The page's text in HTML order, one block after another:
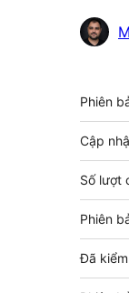
Những
góp
Phiên
Cập
Số lượt
Phiên
Đã